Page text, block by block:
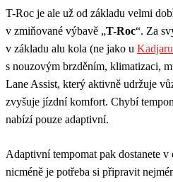
T-Roc je ale už od základu velmi
v zmiňované výbavě „T-Roc“. Za
v základu alu kola (ne jako u Kadjaru
s nouzovým brzděním, klimatizaci,
Lane Assist, který aktivně udržuje
zvyšuje jízdní komfort. Chybí
nabízí pouze adaptivní.
Adaptivní tempomat pak dostanete
nicméně je potřeba si připravit